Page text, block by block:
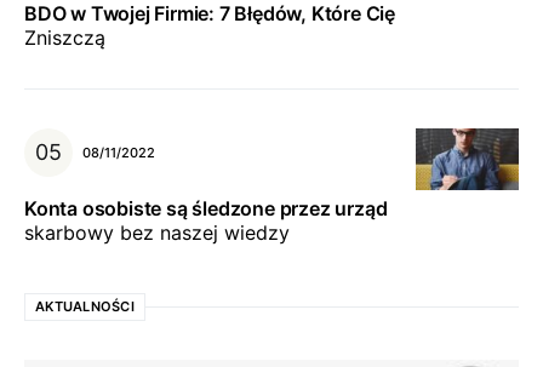
BDO w Twojej Firmie: 7 Błędów, Które Cię
Zniszczą
08/11/2022
Konta osobiste są śledzone przez urząd
skarbowy bez naszej wiedzy
AKTUALNOŚCI